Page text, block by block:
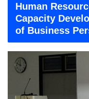
Human
Capacity
of Business